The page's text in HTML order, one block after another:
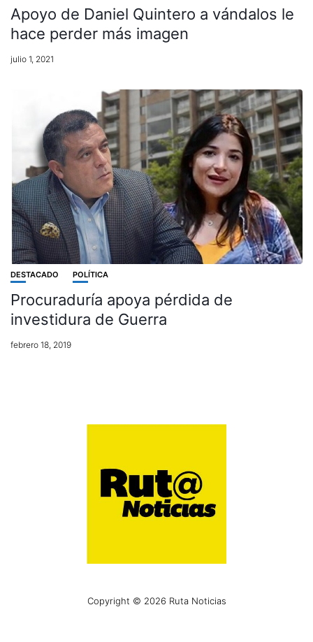
Apoyo de Daniel Quintero a vándalos le
hace perder más imagen
julio 1, 2021
DESTACADO POLÍTICA
Procuraduría apoya pérdida de
investidura de Guerra
febrero 18, 2019
Copyright © 2026 Ruta Noticias